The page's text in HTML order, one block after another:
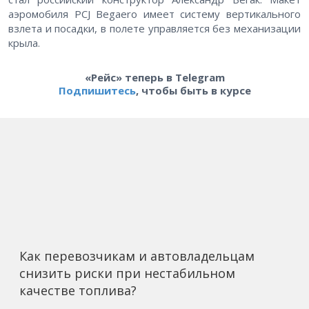
аэромобиля PCJ Begaero имеет систему вертикального
взлета и посадки, в полете управляется без механизации
крыла.
«Рейс» теперь в Telegram
Подпишитесь, чтобы быть в курсе
Как перевозчикам и автовладельцам
снизить риски при нестабильном
качестве топлива?